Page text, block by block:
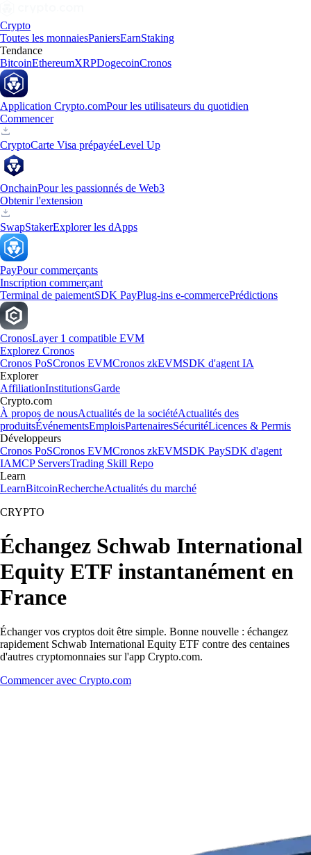
Crypto
Toutes les monnaiesPaniersEarnStaking
Tendance
BitcoinEthereumXRPDogecoinCronos
Application Crypto.comPour les utilisateurs du quotidien
Commencer
CryptoCarte Visa prépayéeLevel Up
OnchainPour les passionnés de Web3
Obtenir l'extension
SwapStakerExplorer les dApps
PayPour commerçants
Inscription commerçant
Terminal de paiementSDK PayPlug-ins e-commercePrédictions
CronosLayer 1 compatible EVM
Explorez Cronos
Cronos PoSCronos EVMCronos zkEVMSDK d'agent IA
Explorer
AffiliationInstitutionsGarde
Crypto.com
À propos de nousActualités de la sociétéActualités des
produitsÉvénementsEmploisPartenairesSécuritéLicences & Permis
Développeurs
Cronos PoSCronos EVMCronos zkEVMSDK PaySDK d'agent
IAMCP ServersTrading Skill Repo
Learn
LearnBitcoinRechercheActualités du marché
CRYPTO
Échangez Schwab International
Equity ETF instantanément en
France
Échanger vos cryptos doit être simple. Bonne nouvelle : échangez
rapidement Schwab International Equity ETF contre des centaines
d'autres cryptomonnaies sur l'app Crypto.com.
Commencer avec Crypto.com